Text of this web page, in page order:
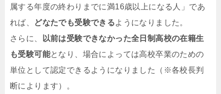
属する年度の終わりまでに満16歳以上になる人」であ
れば、
どなたでも受験できるようになりました。
さらに、
以前は受験できなかった全日制高校の在籍生
も受験可能となり、場合によっては高校卒業のための
単位として認定できるようになりました（※各校長判
断によります）。